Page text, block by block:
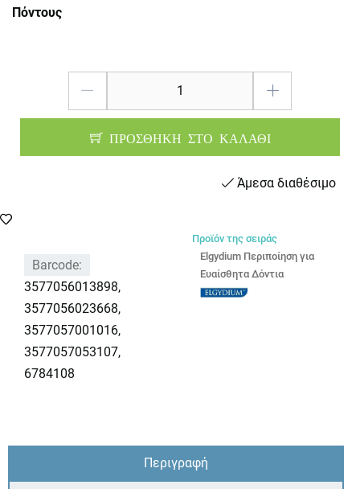
Πόντους
ΠΡΟΣΘΗΚΗ ΣΤΟ ΚΑΛΑΘΙ
Άμεσα διαθέσιμο
Barcode:
3577056013898,
3577056023668,
3577057001016,
3577057053107,
6784108
Προϊόν της σειράς
Elgydium Περιποίηση για
Ευαίσθητα Δόντια
Περιγραφή